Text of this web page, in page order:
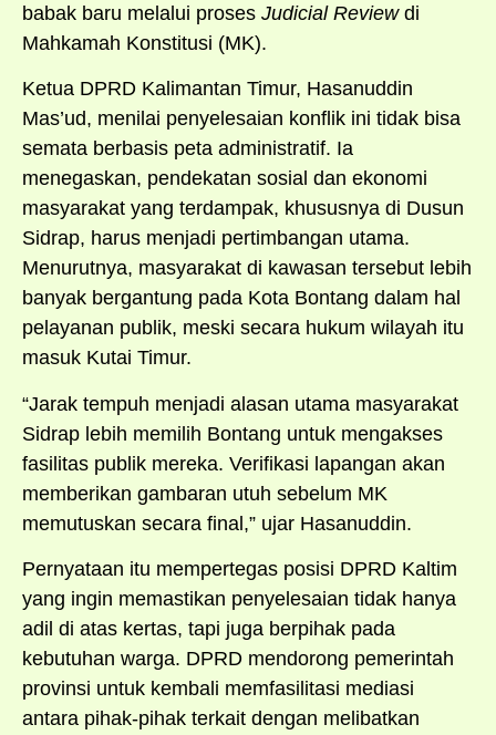
babak baru melalui proses Judicial Reviewdi
Mahkamah Konstitusi (MK).
Ketua DPRD Kalimantan Timur, Hasanuddin
Mas’ud, menilai penyelesaian konflik ini tidak bisa
semata berbasis peta administratif. Ia
menegaskan, pendekatan sosial dan ekonomi
masyarakat yang terdampak, khususnya di Dusun
Sidrap, harus menjadi pertimbangan utama.
Menurutnya, masyarakat di kawasan tersebut lebih
banyak bergantung pada Kota Bontang dalam hal
pelayanan publik, meski secara hukum wilayah itu
masuk Kutai Timur.
“Jarak tempuh menjadi alasan utama masyarakat
Sidrap lebih memilih Bontang untuk mengakses
fasilitas publik mereka. Verifikasi lapangan akan
memberikan gambaran utuh sebelum MK
memutuskan secara final,” ujar Hasanuddin.
Pernyataan itu mempertegas posisi DPRD Kaltim
yang ingin memastikan penyelesaian tidak hanya
adil di atas kertas, tapi juga berpihak pada
kebutuhan warga. DPRD mendorong pemerintah
provinsi untuk kembali memfasilitasi mediasi
antara pihak-pihak terkait dengan melibatkan